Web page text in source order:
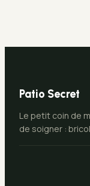
Patio Secret
Le petit coin de
de soigner :